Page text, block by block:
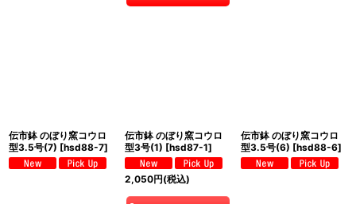
伝市鉢 のぼり窯コウロ
型3.5号(7) [hsd88-7]
伝市鉢 のぼり窯コウロ
型3号(1) [hsd87-1]
2,050円(税込)
伝市鉢 のぼり窯コウロ
型3.5号(6) [hsd88-6]